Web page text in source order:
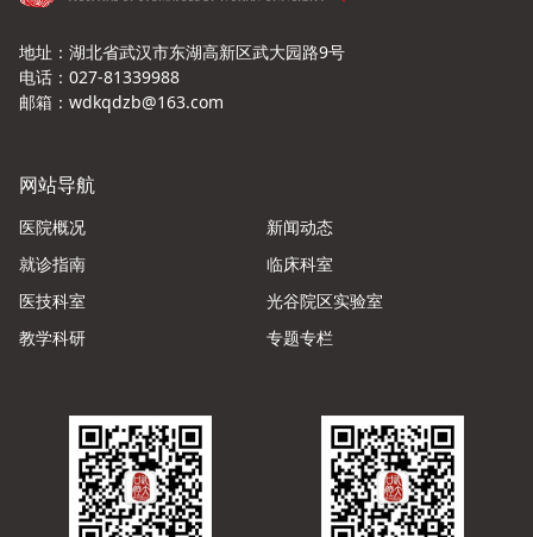
地址：湖北省武汉市东湖高新区武大园路9号
电话：027-81339988
邮箱：wdkqdzb@163.com
网站导航
医院概况
新闻动态
就诊指南
临床科室
医技科室
光谷院区实验室
教学科研
专题专栏